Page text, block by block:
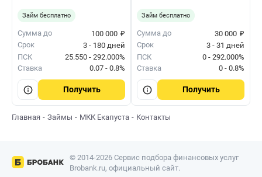
Займ бесплатно
Сумма до 100 000 ₽
Срок
3 - 180 дней
ПСК
25.550 - 292.000%
Ставка
0.07 - 0.8%
Получить
Займ бесплатно
Сумма до 30 000 ₽
Срок
3 - 31 дней
ПСК
0 - 292.000%
Ставка
0 - 0.8%
Получить
Главная Займы МКК Екапуста Контакты
© 2014-2026 Сервис подбора финансовых услуг
Brobank.ru, официальный сайт.